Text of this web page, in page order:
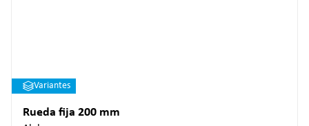
Variantes
Rueda fija 200 mm